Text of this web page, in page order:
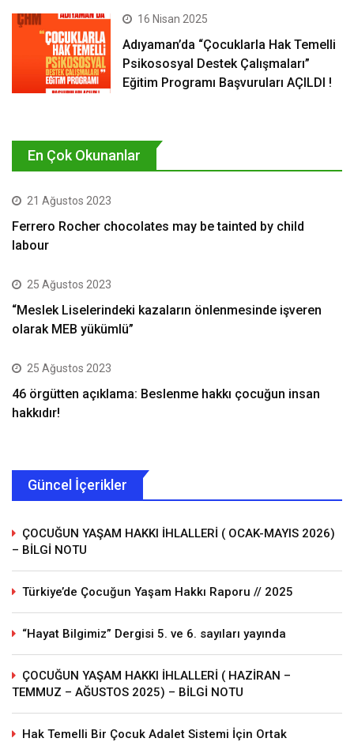
16 Nisan 2025
Adıyaman’da “Çocuklarla Hak Temelli
Psikososyal Destek Çalışmaları”
Eğitim Programı Başvuruları AÇILDI !
En Çok Okunanlar
21 Ağustos 2023
Ferrero Rocher chocolates may be tainted by child
labour
25 Ağustos 2023
“Meslek Liselerindeki kazaların önlenmesinde işveren
olarak MEB yükümlü”
25 Ağustos 2023
46 örgütten açıklama: Beslenme hakkı çocuğun insan
hakkıdır!
Güncel İçerikler
ÇOCUĞUN YAŞAM HAKKI İHLALLERİ ( OCAK-MAYIS 2026)
– BİLGİ NOTU
Türkiye’de Çocuğun Yaşam Hakkı Raporu // 2025
“Hayat Bilgimiz” Dergisi 5. ve 6. sayıları yayında
ÇOCUĞUN YAŞAM HAKKI İHLALLERİ ( HAZİRAN –
TEMMUZ – AĞUSTOS 2025) – BİLGİ NOTU
Hak Temelli Bir Çocuk Adalet Sistemi İçin Ortak